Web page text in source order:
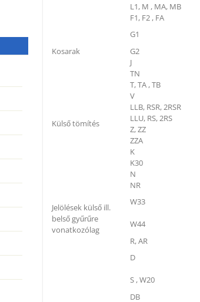
Kosarak
L1, M , MA, MB
F1, F2 , FA
G1
G2
J
TN
T, TA , TB
V
Külső tömítés
LLB, RSR, 2RSR
LLU, RS, 2RS
Z, ZZ
ZZA
Jelölések külső ill.
belső gyűrűre
vonatkozólag
K
K30
N
NR
W33
W44
R, AR
D
S , W20
DB